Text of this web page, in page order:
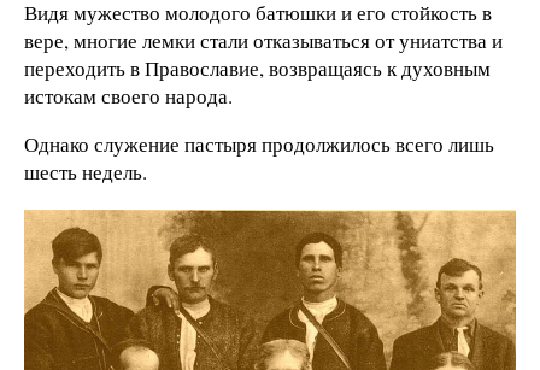
Видя мужество молодого батюшки и его стойкость в
вере, многие лемки стали отказываться от униатства и
переходить в Православие, возвращаясь к духовным
истокам своего народа.
Однако служение пастыря продолжилось всего лишь
шесть недель.